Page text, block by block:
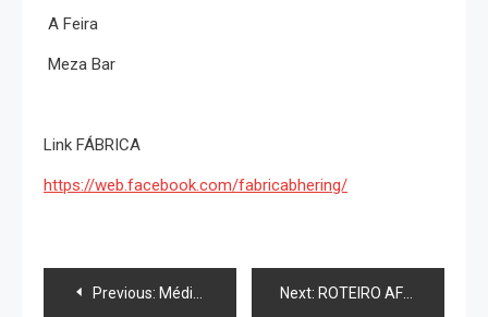
A Feira
Meza Bar
Link FÁBRICA
https://web.facebook.com/fabricabhering/
Navegação
Previous: Média-metragem reuniu artistas, diretores e produtores Next: ROTEIRO AFRODISÍACO PARA APROVEITAR O DIA DO SEXO